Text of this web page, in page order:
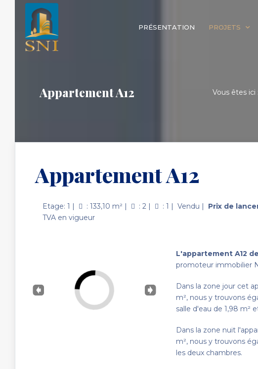
PRÉSENTATION PROJETS
Appartement A12 Vous êtes ici
Appartement A12
Etage: 1 | : 133,10 m² | : 2 | : 1 | Vendu | Prix de
TVA en vigueur
L'appartement A12
promoteur immobilier
Dans la zone jour cet
m², nous y trouvons
salle d'eau de 1,98 m²
Dans la zone nuit
m², nous y trouvons
les deux chambres.